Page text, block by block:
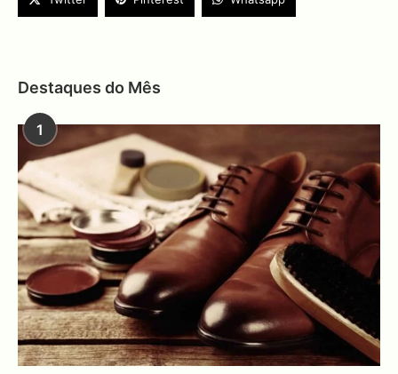
Destaques do Mês
1